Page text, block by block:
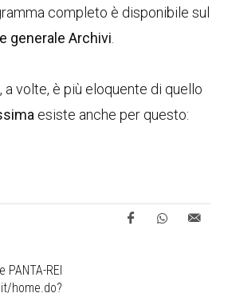
completo è disponibile sul
generale Archivi
a volte, è più eloquente di quello
esiste anche per questo:
REI
home.do?